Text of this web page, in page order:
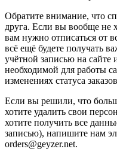
Обратите внимание, что
друга. Если вы вообще не
вам нужно отписаться от
всё ещё будете получать
учётной записью на
необходимой для работы
изменениях статуса
Если вы решили, что
хотите удалить свои
хотите получить все
записью), напишите нам
orders@geyzer.net.